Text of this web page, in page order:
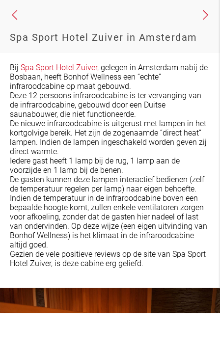
Spa Sport Hotel Zuiver in Amsterdam
Bij Spa Sport Hotel Zuiver, gelegen in Amsterdam nabij de
Bosbaan, heeft Bonhof Wellness een “echte”
infraroodcabine op maat gebouwd.
Deze 12 persoons infraroodcabine is ter vervanging van
de infraroodcabine, gebouwd door een Duitse
saunabouwer, die niet functioneerde.
De nieuwe infraroodcabine is uitgerust met lampen in het
kortgolvige bereik. Het zijn de zogenaamde “direct heat”
lampen. Indien de lampen ingeschakeld worden geven zij
direct warmte.
Iedere gast heeft 1 lamp bij de rug, 1 lamp aan de
voorzijde en 1 lamp bij de benen.
De gasten kunnen deze lampen interactief bedienen (zelf
de temperatuur regelen per lamp) naar eigen behoefte.
Indien de temperatuur in de infraroodcabine boven een
bepaalde hoogte komt, zullen enkele ventilatoren zorgen
voor afkoeling, zonder dat de gasten hier nadeel of last
van ondervinden. Op deze wijze (een eigen uitvinding van
Bonhof Wellness) is het klimaat in de infraroodcabine
altijd goed.
Gezien de vele positieve reviews op de site van Spa Sport
Hotel Zuiver, is deze cabine erg geliefd.